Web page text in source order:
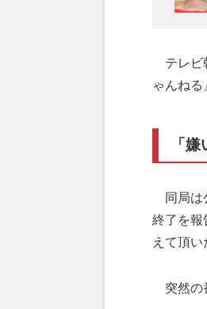
テレビ
ゃんねる
「
同局は
終了を報
えて頂
突然の